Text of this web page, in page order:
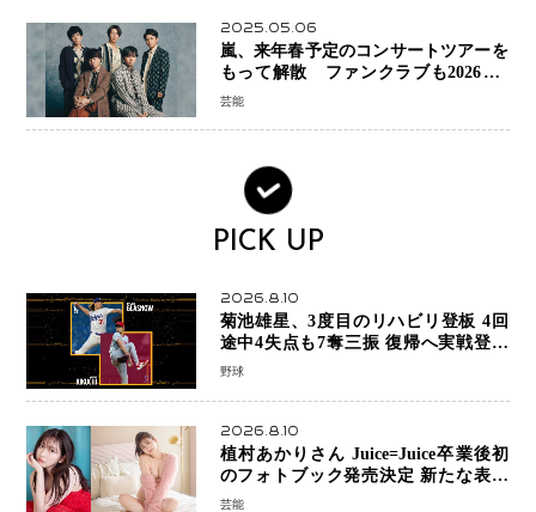
2025.05.06
嵐、来年春予定のコンサートツアーを
もって解散 ファンクラブも2026年5
月末で活動終了
芸能
PICK UP
2026.8.10
菊池雄星、3度目のリハビリ登板 4回
途中4失点も7奪三振 復帰へ実戦登板
を重ねる
野球
2026.8.10
植村あかりさん Juice=Juice卒業後初
のフォトブック発売決定 新たな表現
者としての“今”を凝縮
芸能